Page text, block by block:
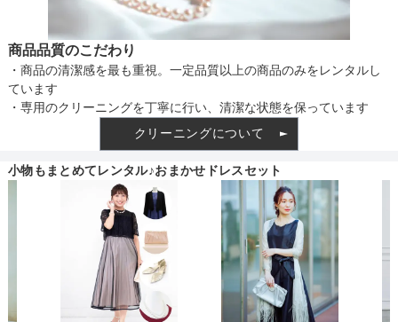
商品品質のこだわり
・商品の清潔感を最も重視。一定品質以上の商品のみをレンタルし
ています
・専用のクリーニングを丁寧に行い、清潔な状態を保っています
クリーニングについて
小物もまとめてレンタル♪おまかせドレスセット